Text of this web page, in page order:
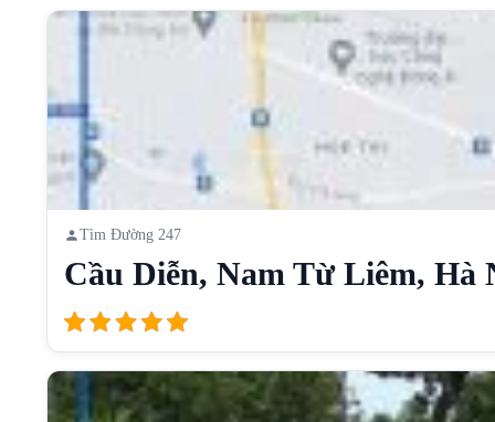
Tìm Đường 247
Cầu Diễn, Nam Từ Liêm, Hà